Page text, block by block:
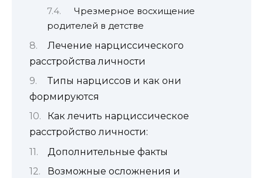
Чрезмерное восхищение
родителей в детстве
Лечение нарциссического
расстройства личности
Типы нарциссов и как они
формируются
Как лечить нарциссическое
расстройство личности:
Дополнительные факты
Возможные осложнения и